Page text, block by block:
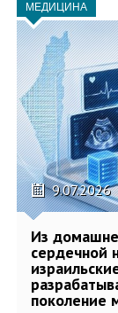
МЕДИЦИНА
9.07.2026
Из
сердечной
поколение